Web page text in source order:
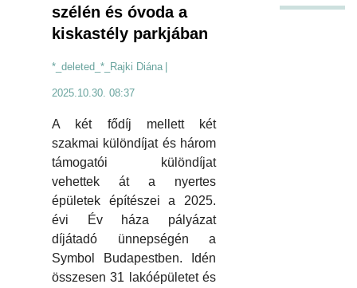
szélén és óvoda a
kiskastély parkjában
*_deleted_*_Rajki Diána
2025.10.30. 08:37
A két fődíj mellett két
szakmai különdíjat és három
támogatói különdíjat
vehettek át a nyertes
épületek építészei a 2025.
évi Év háza pályázat
díjátadó ünnepségén a
Symbol Budapestben. Idén
összesen 31 lakóépületet és